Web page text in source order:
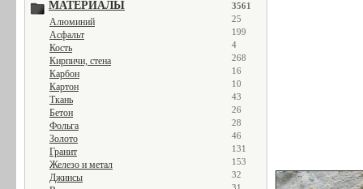
МАТЕРИАЛЫ 3561
Алюминий 25
Асфальт 199
Кость 4
Кирпичи, стена 268
Карбон 16
Картон 10
Ткань 43
Бетон 26
Фольга 28
Золото 46
Гранит 131
Железо и метал 153
Джинсы 32